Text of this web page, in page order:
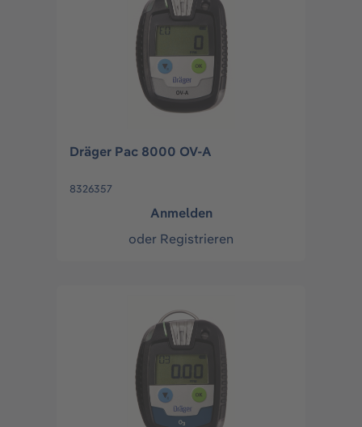
Dräger Pac 8000 OV-A
8326357
Anmelden
oder Registrieren